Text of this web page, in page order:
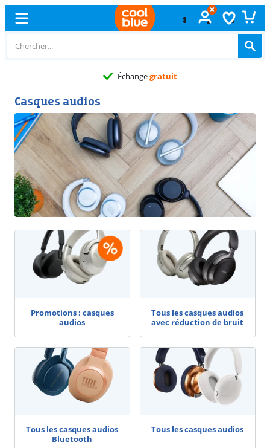
Échangegratuit
Casques audios
Promotions : casques
audios
Tous les casques audios
avec réduction de bruit
Tous les casques audios
Bluetooth
Tous les casques audios